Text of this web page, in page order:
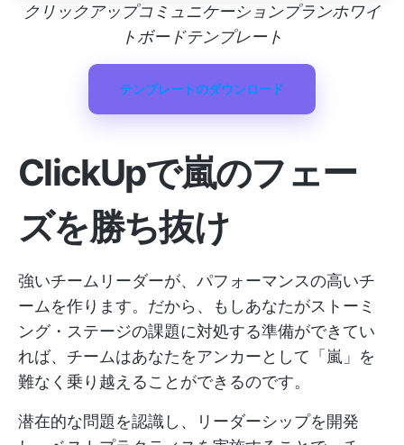
クリックアップコミュニケーションプランホワイ
トボードテンプレート
テンプレートのダウンロード
ClickUpで嵐のフェー
ズを勝ち抜け
強いチームリーダーが、パフォーマンスの高いチ
ームを作ります。だから、もしあなたがストーミ
ング・ステージの課題に対処する準備ができてい
れば、チームはあなたをアンカーとして「嵐」を
難なく乗り越えることができるのです。
潜在的な問題を認識し、リーダーシップを開発